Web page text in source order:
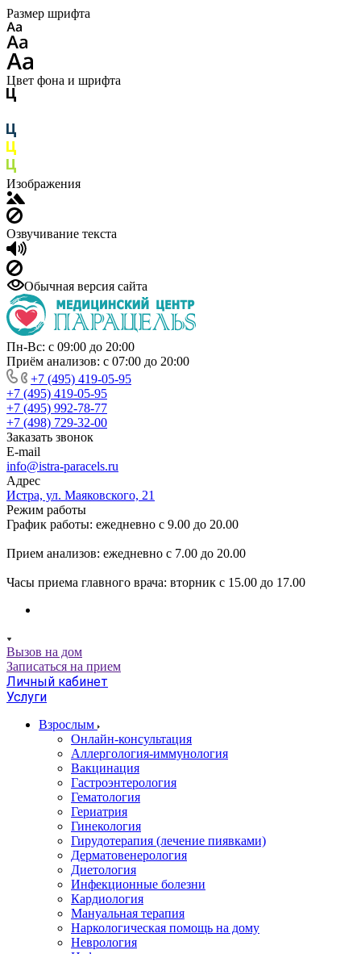
Размер шрифта
Цвет фона и шрифта
Изображения
Озвучивание текста
Обычная версия сайта
Пн-Вс: с 09:00 до 20:00
Приём анализов: с 07:00 до 20:00
+7 (495) 419-05-95
+7 (495) 419-05-95
+7 (495) 992-78-77
+7 (498) 729-32-00
Заказать звонок
E-mail
info@istra-paracels.ru
Адрес
Истра, ул. Маяковского, 21
Режим работы
График работы: ежедневно с 9.00 до 20.00
Прием анализов: ежедневно с 7.00 до 20.00
Часы приема главного врача: вторник с 15.00 до 17.00
Вызов на дом
Записаться на прием
Личный кабинет
Услуги
Взрослым
Онлайн-консультация
Аллергология-иммунология
Вакцинация
Гастроэнтерология
Гематология
Гериатрия
Гинекология
Гирудотерапия (лечение пиявками)
Дерматовенерология
Диетология
Инфекционные болезни
Кардиология
Мануальная терапия
Наркологическая помощь на дому
Неврология